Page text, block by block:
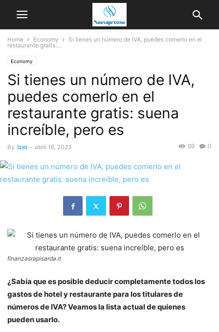
Home Economy
Si tienes un número de IVA, puedes comerlo en el
restaurante gratis:...
Economy
Si tienes un número de IVA,
puedes comerlo en el
restaurante gratis: suena
increíble, pero es
By Izer - abril 16, 2023 0
99
finanzasrapisarda.it
¿Sabía que es posible deducir completamente todos los
gastos de hotel y restaurante para los titulares de
números de IVA? Veamos la lista actual de quienes
pueden usarlo.